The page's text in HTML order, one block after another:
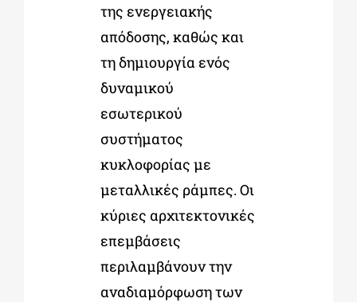
της ενεργειακής
απόδοσης, καθώς και
τη δημιουργία ενός
δυναμικού
εσωτερικού
συστήματος
κυκλοφορίας με
μεταλλικές ράμπες. Οι
κύριες αρχιτεκτονικές
επεμβάσεις
περιλαμβάνουν την
αναδιαμόρφωση των